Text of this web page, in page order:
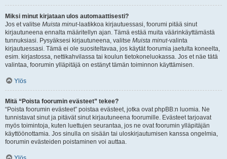
Miksi minut kirjataan ulos automaattisesti?
Jos et valitse Muista minut-laatikkoa kirjautuessasi, foorumi pitää sinut
kirjautuneena ennalta määritellyn ajan. Tämä estää muita väärinkäyttämästä
tunnuksiasi. Pysyäksesi kirjautuneena, valitse Muista minut-valinta
kirjautuessasi. Tämä ei ole suositeltavaa, jos käytät foorumia jaetulta koneelta,
esim. kirjastossa, nettikahvilassa tai koulun tietokoneluokassa. Jos et näe tätä
valintaa, foorumin ylläpitäjä on estänyt tämän toiminnon käyttämisen.
Ylös
Mitä “Poista foorumin evästeet” tekee?
“Poista foorumin evästeet” poistaa evästeet, jotka ovat phpBB:n luomia. Ne
tunnistavat sinut ja pitävät sinut kirjautuneena foorumille. Evästeet tarjoavat
myös toimintoja, kuten luettujen seurantaa, jos ne ovat foorumin ylläpitäjän
käyttöönottamia. Jos sinulla on sisään tai uloskirjautumisen kanssa ongelmia,
foorumin evästeiden poistaminen voi auttaa.